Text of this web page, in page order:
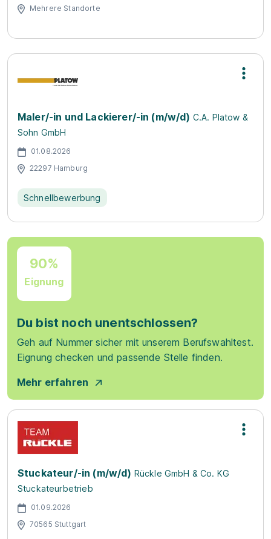
Mehrere Standorte
Maler/-in und Lackierer/-in (m/w/d) C.A. Platow &
Sohn GmbH
01.08.2026
22297 Hamburg
Schnellbewerbung
90%
Eignung
Du bist noch unentschlossen?
Geh auf Nummer sicher mit unserem Berufswahltest.
Eignung checken und passende Stelle finden.
Mehr erfahren
Stuckateur/-in (m/w/d) Rückle GmbH & Co. KG
Stuckateurbetrieb
01.09.2026
70565 Stuttgart